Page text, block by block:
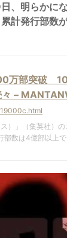
明らかに
計発行部
万部突破
–
）」（集英社）
部数は4億部以上